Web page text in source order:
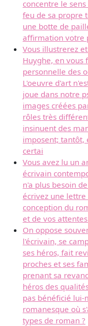
concentre le
feu de sa propre
une botte de
affirmation votre
Vous illustrerez
Huyghe, en vous
personnelle des
L'oeuvre d'art
joue dans notre
images créées
rôles très
insinuent des
imposent; tantôt,
certai
Vous avez lu un
écrivain
n'a plus besoin
écrivez une
conception du
et de vos
On oppose
l'écrivain, se
ses héros, fait
proches et ses
prenant sa
héros des
pas bénéficié lui-
romanesque où
types de roman ?